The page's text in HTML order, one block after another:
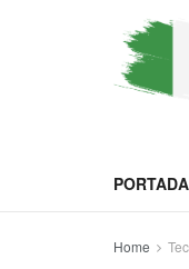
PORTADA
Home